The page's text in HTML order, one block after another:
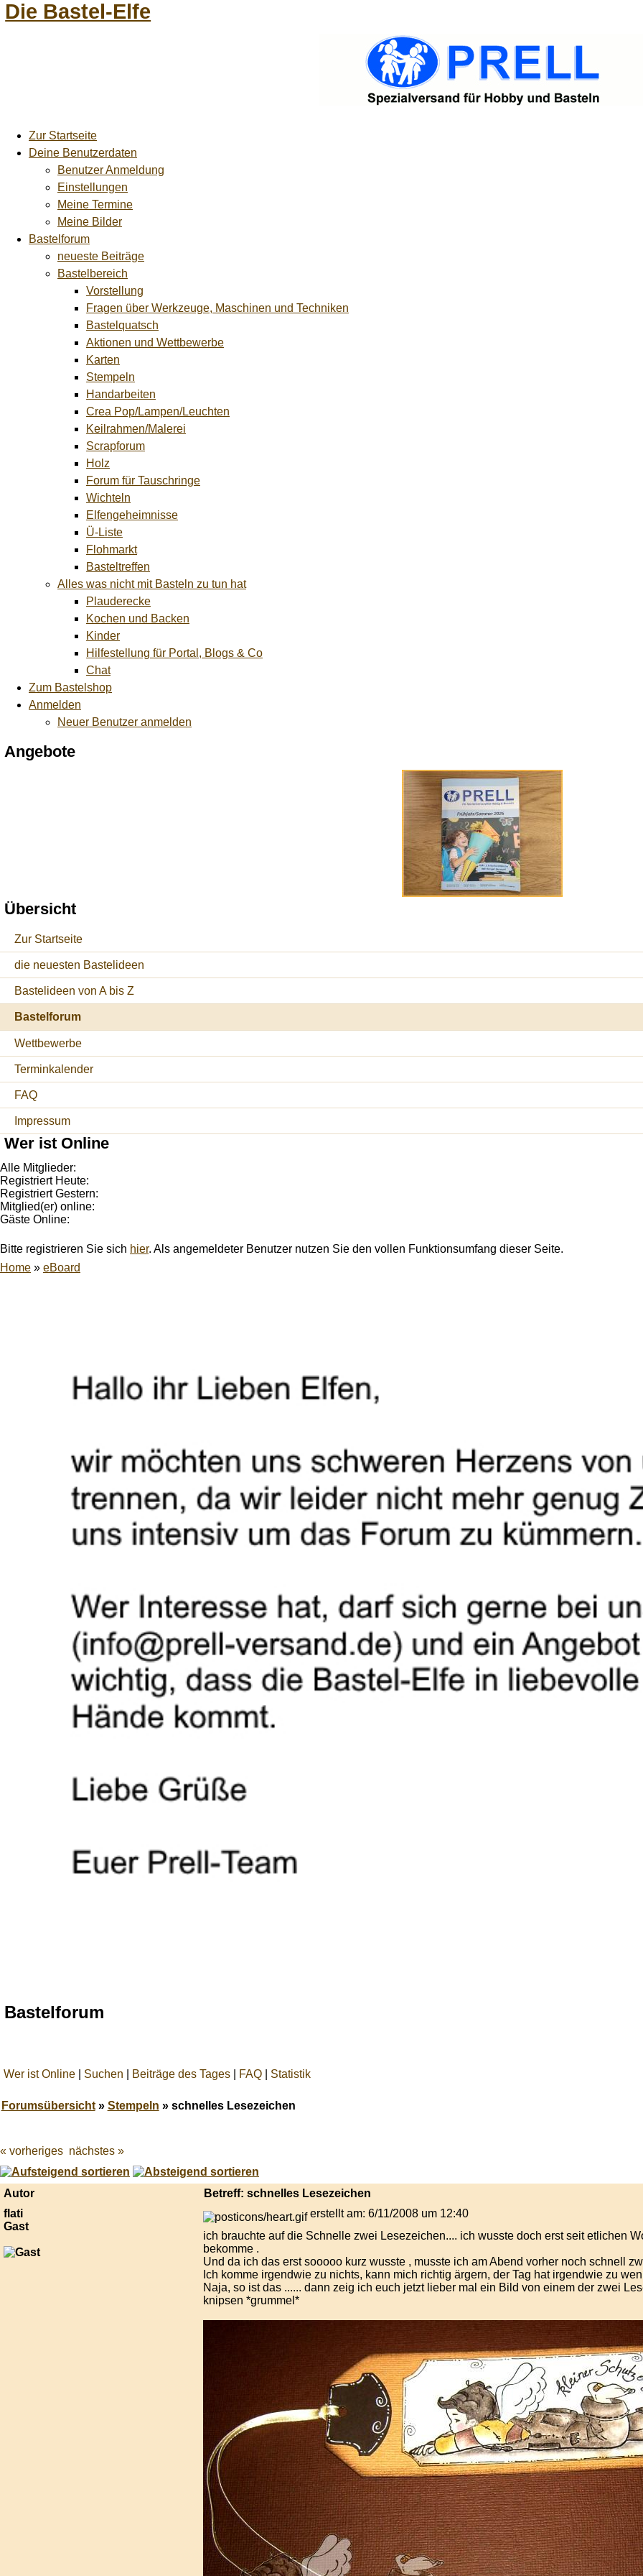
Die Bastel-Elfe
Zur Startseite
Deine Benutzerdaten
Benutzer Anmeldung
Einstellungen
Meine Termine
Meine Bilder
Bastelforum
neueste Beiträge
Bastelbereich
Vorstellung
Fragen über Werkzeuge, Maschinen und Techniken
Bastelquatsch
Aktionen und Wettbewerbe
Karten
Stempeln
Handarbeiten
Crea Pop/Lampen/Leuchten
Keilrahmen/Malerei
Scrapforum
Holz
Forum für Tauschringe
Wichteln
Elfengeheimnisse
Ü-Liste
Flohmarkt
Basteltreffen
Alles was nicht mit Basteln zu tun hat
Plauderecke
Kochen und Backen
Kinder
Hilfestellung für Portal, Blogs & Co
Chat
Zum Bastelshop
Anmelden
Neuer Benutzer anmelden
Angebote
Übersicht
Zur Startseite
die neuesten Bastelideen
Bastelideen von A bis Z
Bastelforum
Wettbewerbe
Terminkalender
FAQ
Impressum
Wer ist Online
Alle Mitglieder:
Registriert Heute:
Registriert Gestern:
Mitglied(er) online:
Gäste Online:
Bitte registrieren Sie sich hier. Als angemeldeter Benutzer nutzen Sie den vollen Funktionsumfang dieser Seite.
Home » eBoard
Bastelforum
Wer ist Online Suchen Beiträge des Tages FAQ Statistik
Forumsübersicht» Stempeln » schnelles Lesezeichen
Best
online
live
casino
« vorheriges nächstes »
Autor
Betreff: schnelles Lesezeichen
flati
Gast
erstellt am: 6/11/2008 um 12:40
ich brauchte auf die Schnelle zwei Lesezeichen.... ich wusste doch erst seit etlichen
bekomme .
Und da ich das erst sooooo kurz wusste , musste ich am Abend vorher noch schnell
Ich komme irgendwie zu nichts, kann mich richtig ärgern, der Tag hat irgendwie zu
Naja, so ist das ...... dann zeig ich euch jetzt lieber mal ein Bild von einem der zwei
knipsen *grummel*